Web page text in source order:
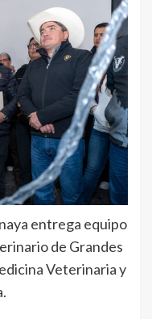
entrega equipo
de Grandes
Veterinaria y